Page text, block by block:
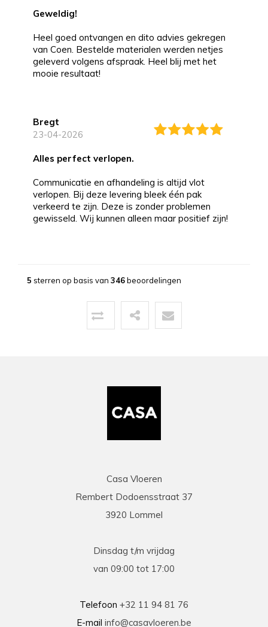
Geweldig!
Heel goed ontvangen en dito advies gekregen
van Coen. Bestelde materialen werden netjes
geleverd volgens afspraak. Heel blij met het
mooie resultaat!
Bregt
23-04-2026
alles perfect verlopen.
Communicatie en afhandeling is altijd vlot
verlopen. Bij deze levering bleek één pak
verkeerd te zijn. Deze is zonder problemen
gewisseld. Wij kunnen alleen maar positief zijn!
13-03-2026
Uitstekende service zowel voor, tijdens als na
vermelding voor de heel vriendelijke en
benodigdheden leverde en ons hielp om deze
Prima geholpen bij zowel de keuze als plaatsing
problemen tijdens plaatsing .
5 sterren op basis van 346beoordelingen
Casa Vloeren
Rembert Dodoensstraat 37
3920 Lommel
Dinsdag t/m vrijdag
van 09:00 tot 17:00
Telefoon +32 11 94 81 76
E-mail info@casavloeren.be